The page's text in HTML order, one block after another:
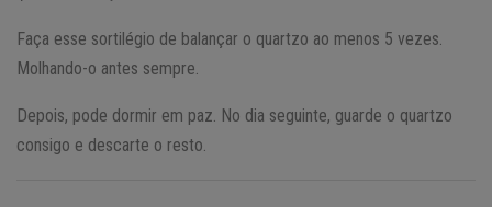
Faça esse sortilégio de balançar o quartzo ao menos 5 vezes.
Molhando-o antes sempre.
Depois, pode dormir em paz. No dia seguinte, guarde o quartzo
consigo e descarte o resto.